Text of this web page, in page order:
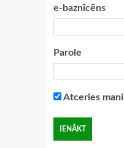
e-baznīcēns
Parole
Atceries mani